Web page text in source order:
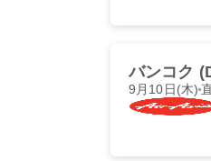
バンコク
9月10日(木)